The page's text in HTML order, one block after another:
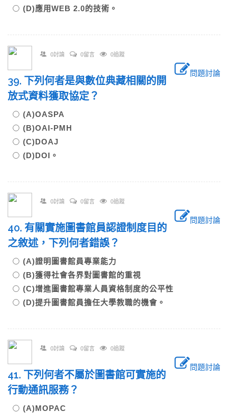
(D)應用WEB 2.0的技術。
0討論 0留言 0追蹤
問題討論
39. 下列何者是與數位典藏相關的開
放式資料獲取協定？
(A)OASPA
(B)OAI-PMH
(C)DOAJ
(D)DOI。
0討論 0留言 0追蹤
問題討論
40. 有關實施圖書館員認證制度目的
之敘述，下列何者錯誤？
(A)證明圖書館員專業能力
(B)獲得社會各界對圖書館的重視
(C)增進圖書館專業人員資格制度的公平性
(D)提升圖書館員擔任大學教職的機會。
0討論 0留言 0追蹤
問題討論
41. 下列何者不屬於圖書館可實施的
行動通訊服務？
(A)MOPAC